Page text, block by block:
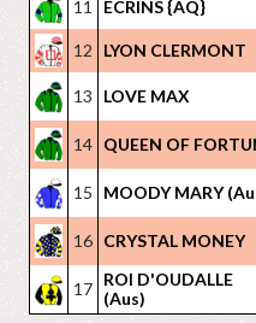
11 ECRINS {AQ}
12 LYON CLERMONT
13 LOVE MAX
14 QUEEN OF
15
MOODY MARY
16 CRYSTAL MONEY
17 ROI D'OUDALLE
(Aus)